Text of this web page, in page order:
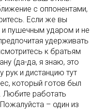
с оппонентами,
Если же вы
пушечным ударом и не
удерживать
к братьям
(да-да, я знаю, это
рук и дистанцию тут
который готов был
Любите работать
– один из